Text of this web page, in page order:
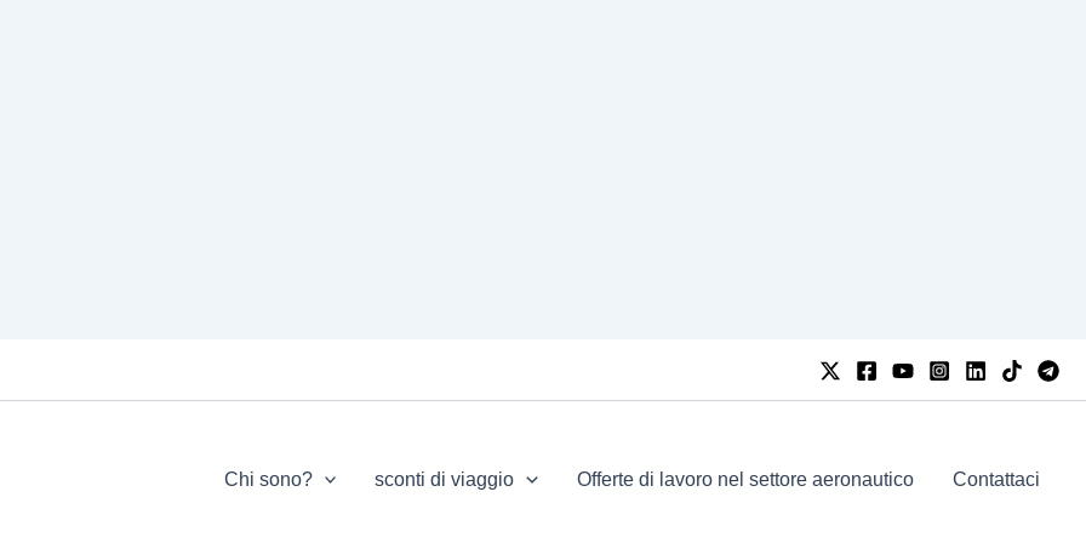
Chi sono? sconti di viaggio Offerte di lavoro nel settore aeronautico Contattaci